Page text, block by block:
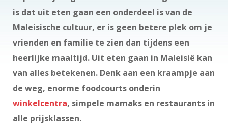
is dat uit eten gaan een onderdeel is van de
Maleisische cultuur, er is geen betere plek om je
vrienden en familie te zien dan tijdens een
heerlijke maaltijd. Uit eten gaan in Maleisië kan
van alles betekenen. Denk aan een kraampje aan
de weg, enorme foodcourts onderin
winkelcentra, simpele mamaks en restaurants in
alle prijsklassen.